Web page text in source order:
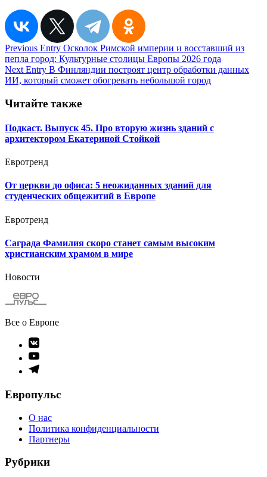
Навигация
по
записям
Previous Entry Осколок Римской империи и восставший из
пепла город: Культурные столицы Европы 2026 года
Next Entry В Финляндии построят центр обработки данных
ИИ, который сможет обогревать небольшой город
Читайте также
Подкаст. Выпуск 45. Про вторую жизнь зданий с
архитектором Екатериной Стойкой
Евротренд
От церкви до офиса: 5 неожиданных зданий для
студенческих общежитий в Европе
Евротренд
Саграда Фамилия скоро станет самым высоким
христианским храмом в мире
Новости
Все о Европе
Элемент
меню
Элемент
меню
Элемент
Европульс
О нас
Политика конфиденциальности
Партнеры
Рубрики